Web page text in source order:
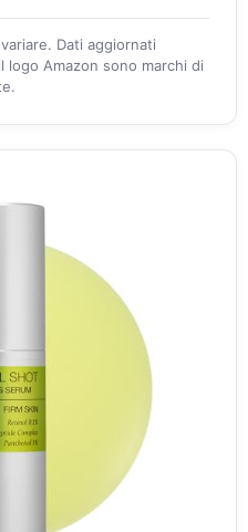
Dati aggiornati
logo Amazon sono marchi di